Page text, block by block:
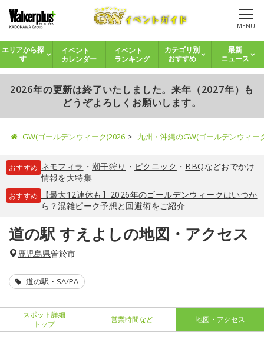
MENU
エリアから探
す
イベント
カレンダー
イベント
ランキング
カテゴリ別
おすすめ
最新
ニュース
2026年の更新は終了いたしました。来年（2027年）も
どうぞよろしくお願いします。
GW(ゴールデンウィーク)2026 九州・沖縄のGW(ゴールデンウィ
おすすめ ネモフィラ ・ 潮干狩り ・ ピクニック ・ BBQなどおでかけ
情報を大特集
おすすめ
【最大12連休も】2026年のゴールデンウィークはいつか
ら？混雑ピーク予想と回避術をご紹介
道の駅 すえよしの地図・アクセス
鹿児島県曽於市
道の駅・SA/PA
スポット詳細
トップ
営業時間など 地図・アクセス